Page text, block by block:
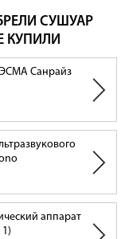
СУШУАР
КУПИЛИ
Санрайз
аппарат